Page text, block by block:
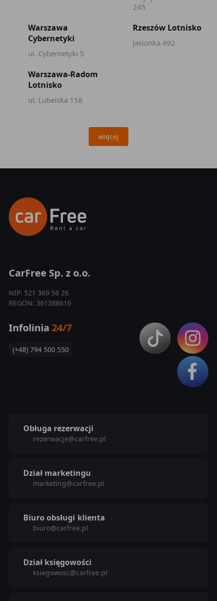
245
Warszawa
Cybernetyki
ul. Cybernetyki 5
Rzeszów Lotnisko
Jasionka 492
Warszawa-Radom
Lotnisko
ul. Lubelska 158
więcej
CarFree Sp. z o.o.
NIP: 521 369 56 26
REGON: 361388616
Infolinia 24/7
(+48) 794 500 550
Obługa rezerwacji
rezerwacje@carfree.pl
Dział marketingu
marketing@carfree.pl
Biuro obsługi klienta
biuro@carfree.pl
Dział księgowości
ksiegowosc@carfree.pl